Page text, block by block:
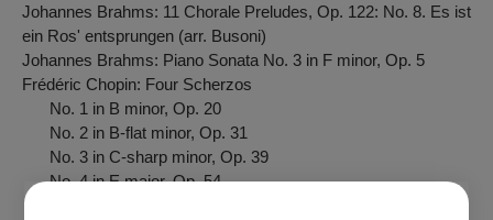
Johannes Brahms: 11 Chorale Preludes, Op. 122: No. 8. Es ist
ein Ros' entsprungen (arr. Busoni)
Johannes Brahms: Piano Sonata No. 3 in F minor, Op. 5
Frédéric Chopin: Four Scherzos
No. 1 in B minor, Op. 20
No. 2 in B-flat minor, Op. 31
No. 3 in C-sharp minor, Op. 39
No. 4 in E major, Op. 54